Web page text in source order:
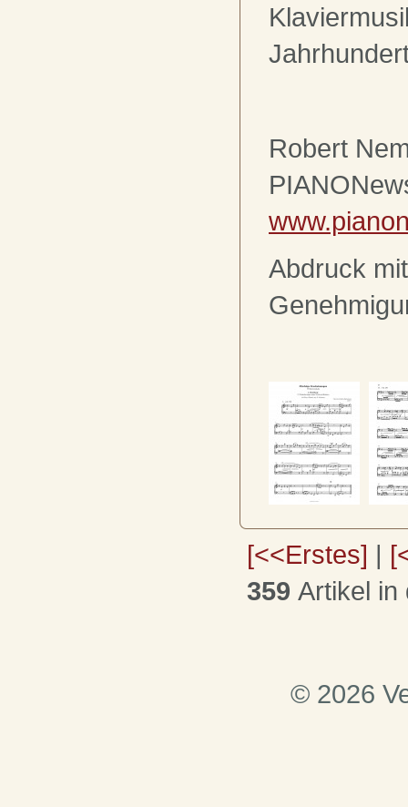
Robert
Abdruck
[<<Erstes] |
359 Artikel in
© 2026